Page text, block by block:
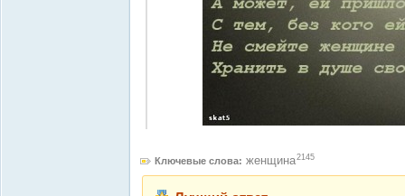
Ключевые слова: женщина2145